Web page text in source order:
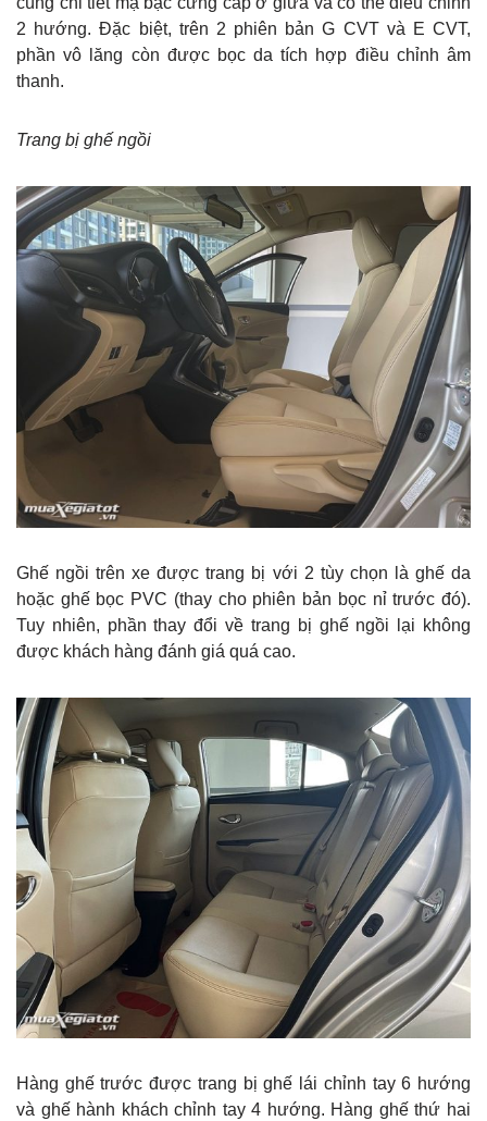
2 hướng. Đặc biệt, trên 2 phiên bản G CVT và E CVT,
phần vô lăng còn được bọc da tích hợp điều chỉnh âm
thanh.
Trang bị ghế ngồi
Ghế ngồi trên xe được trang bị với 2 tùy chọn là ghế da
hoặc ghế bọc PVC (thay cho phiên bản bọc nỉ trước đó).
Tuy nhiên, phần thay đổi về trang bị ghế ngồi lại không
được khách hàng đánh giá quá cao.
Hàng ghế trước được trang bị ghế lái chỉnh tay 6 hướng
và ghế hành khách chỉnh tay 4 hướng. Hàng ghế thứ hai